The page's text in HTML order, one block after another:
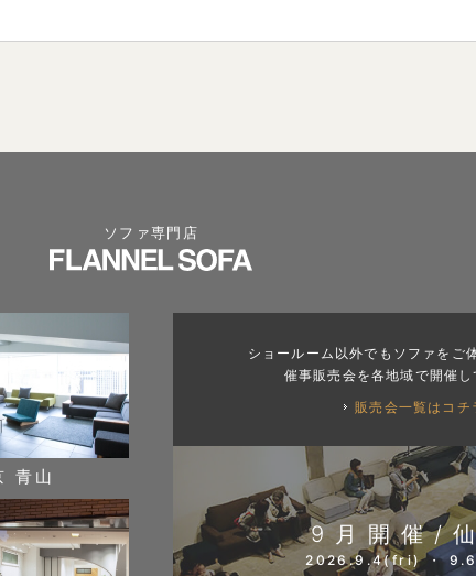
ソファ専門店
青山
ショールーム以外でもソファをご
催事販売会を各地域で開催し
販売会一覧はコチ
9月開催/
2026.9.4(fri) ・